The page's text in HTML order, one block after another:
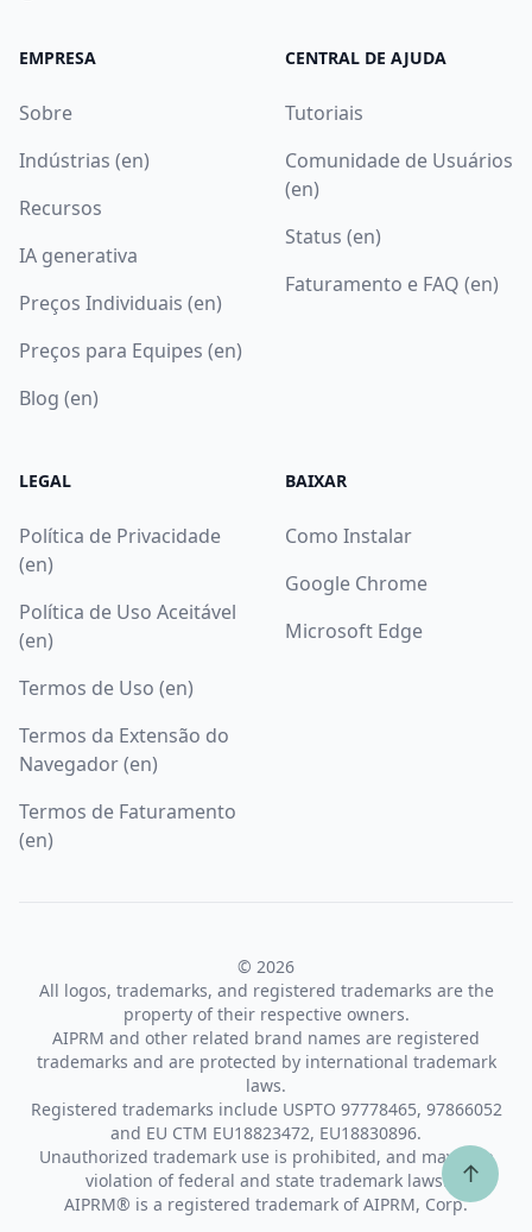
EMPRESA
Sobre
Indústrias (en)
Recursos
IA generativa
Preços Individuais (en)
Preços para Equipes (en)
Blog (en)
CENTRAL DE AJUDA
Tutoriais
Comunidade de Usuários
(en)
Status (en)
Faturamento e FAQ (en)
LEGAL
Política de Privacidade
(en)
Política de Uso Aceitável
(en)
Termos de Uso (en)
Termos da Extensão do
Navegador (en)
Termos de Faturamento
(en)
BAIXAR
Como Instalar
Google Chrome
Microsoft Edge
© 2026
All logos, trademarks, and registered trademarks are the
property of their respective owners.
AIPRM and other related brand names are registered
trademarks and are protected by international trademark
laws.
Registered trademarks include USPTO 97778465, 97866052
and EU CTM EU18823472, EU18830896.
Unauthorized trademark use is prohibited, and may be a
violation of federal and state trademark laws.
AIPRM® is a registered trademark of AIPRM, Corp.
↑